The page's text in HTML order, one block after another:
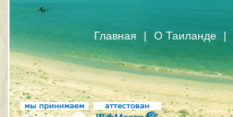
Главная | О Таиланде |